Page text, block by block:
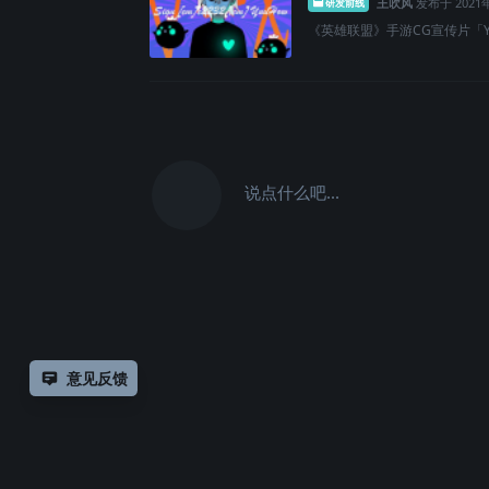
意见反馈
《英雄联盟》手游CG宣传片「
说点什么吧...